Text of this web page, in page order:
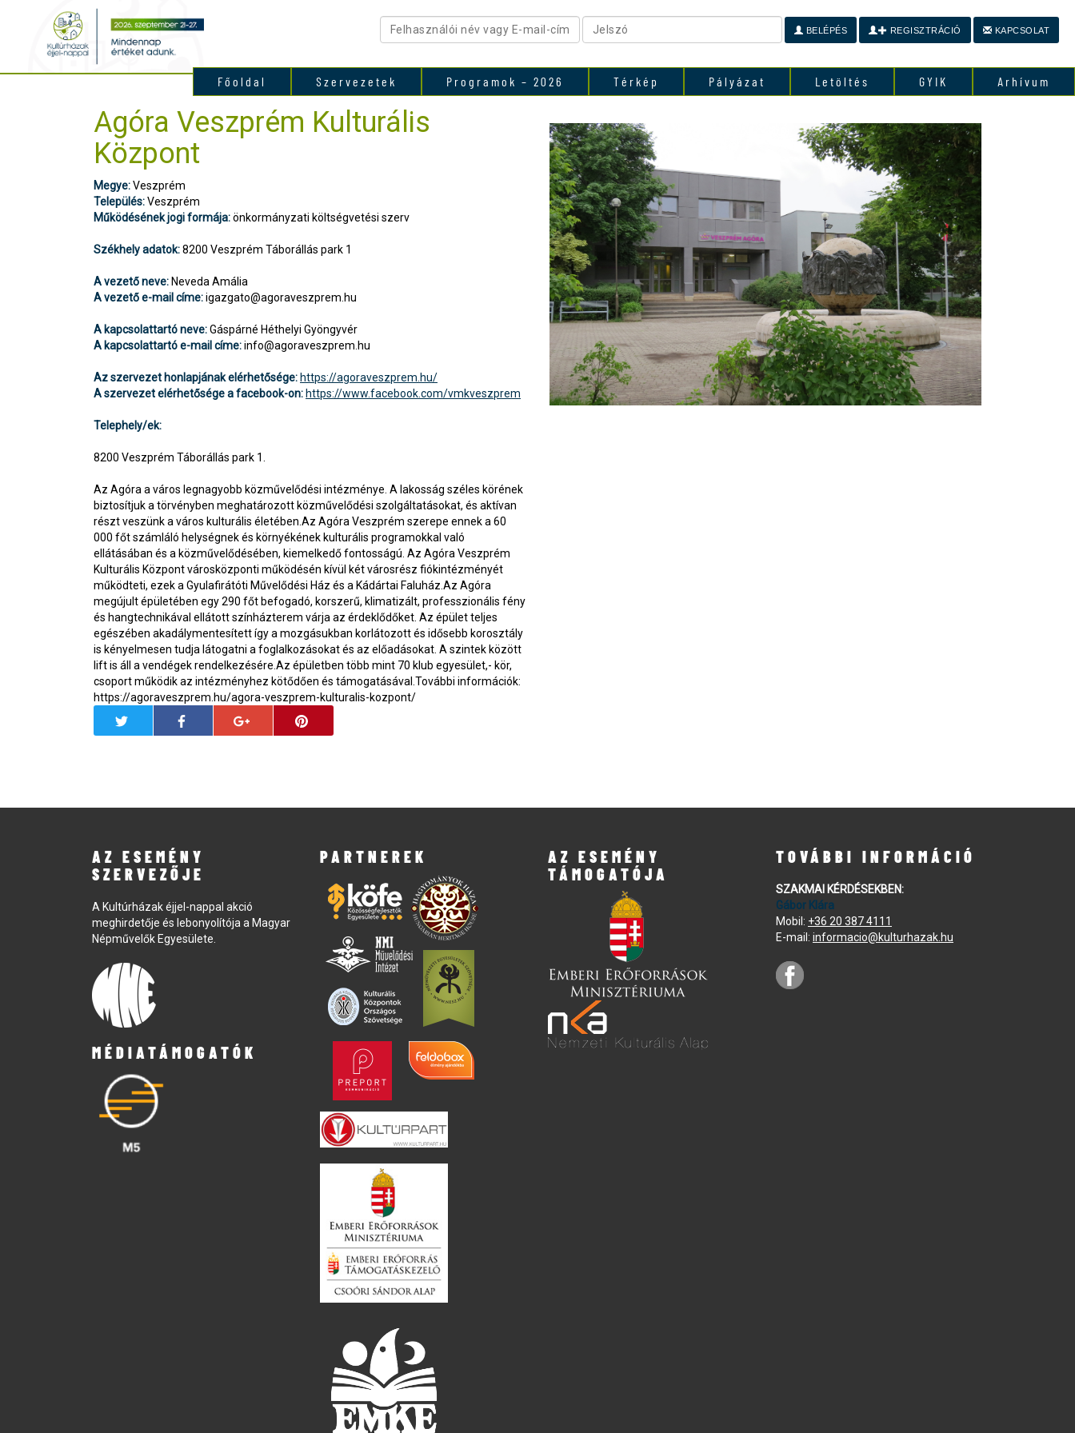
Főoldal Szervezetek Programok – 2026 Térkép Pályázat Letöltés GYIK Arhívum
BELÉPÉS REGISZTRÁCIÓ KAPCSOLAT
Agóra Veszprém Kulturális
Központ
Megye:Veszprém
Település:Veszprém
Működésének jogi formája:önkormányzati költségvetési szerv
Székhely adatok:8200 Veszprém Táborállás park 1
A vezető neve: Neveda Amália
A vezető e-mail címe:igazgato@agoraveszprem.hu
A kapcsolattartó neve:Gáspárné Héthelyi Gyöngyvér
A kapcsolattartó e-mail címe:info@agoraveszprem.hu
Az szervezet honlapjának elérhetősége: https://agoraveszprem.hu/
A szervezet elérhetősége a facebook-on: https://www.facebook.com/vmkveszprem
Telephely/ek:
8200 Veszprém Táborállás park 1.
Az Agóra a város legnagyobb közművelődési intézménye. A lakosság széles körének
biztosítjuk a törvényben meghatározott közművelődési szolgáltatásokat, és aktívan
részt veszünk a város kulturális életében.Az Agóra Veszprém szerepe ennek a 60
000 főt számláló helységnek és környékének kulturális programokkal való
ellátásában és a közművelődésében, kiemelkedő fontosságú. Az Agóra Veszprém
Kulturális Központ városközponti működésén kívül két városrész fiókintézményét
működteti, ezek a Gyulafirátóti Művelődési Ház és a Kádártai Faluház.Az Agóra
megújult épületében egy 290 főt befogadó, korszerű, klimatizált, professzionális fény
és hangtechnikával ellátott színházterem várja az érdeklődőket. Az épület teljes
egészében akadálymentesített így a mozgásukban korlátozott és idősebb korosztály
is kényelmesen tudja látogatni a foglalkozásokat és az előadásokat. A szintek között
lift is áll a vendégek rendelkezésére.Az épületben több mint 70 klub egyesület,- kör,
csoport működik az intézményhez kötődően és támogatásával.További információk:
https://agoraveszprem.hu/agora-veszprem-kulturalis-kozpont/
AZ ESEMÉNY
SZERVEZŐJE
A Kultúrházak éjjel-nappal akció
meghirdetője és lebonyolítója a Magyar
Népművelők Egyesülete.
MÉDIATÁMOGATÓK
PARTNEREK
AZ ESEMÉNY
TÁMOGATÓJA
TOVÁBBI INFORMÁCIÓ
SZAKMAI KÉRDÉSEKBEN:
Gábor Klára
Mobil: +36 20 387 4111
E-mail: informacio@kulturhazak.hu